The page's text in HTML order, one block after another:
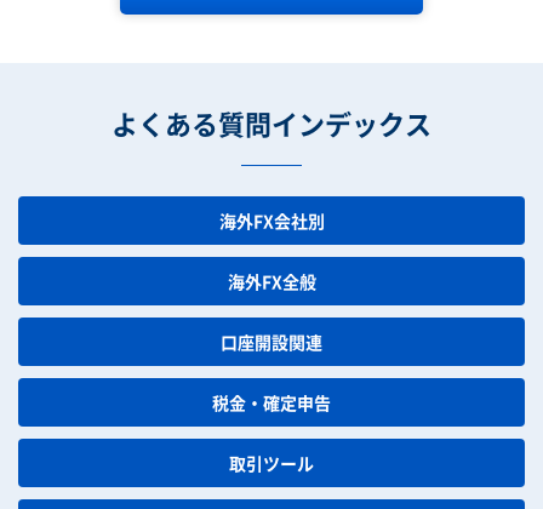
よくある質問インデックス
海外FX会社別
海外FX全般
口座開設関連
税金・確定申告
取引ツール